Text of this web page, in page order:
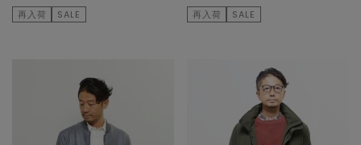
再入荷 SALE 再入荷 SALE